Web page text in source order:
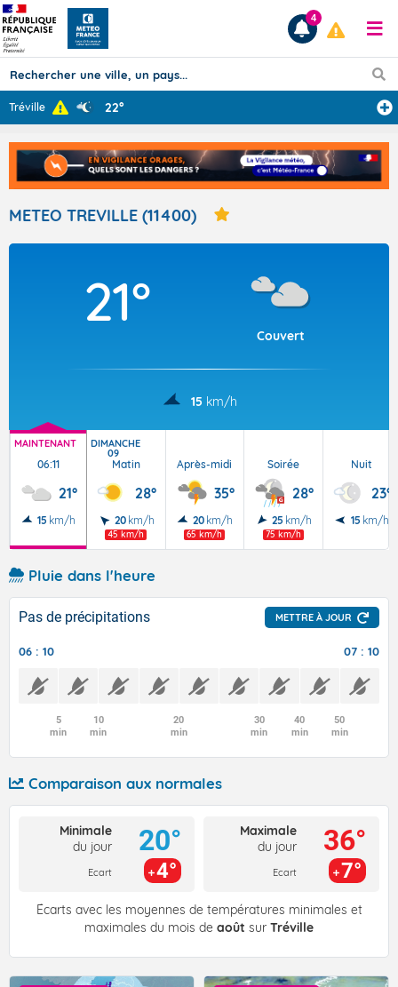
Prévisions
TOUS LES RÉSULTATS
Articles
4
Tréville 22°
METEO TREVILLE (11400)
21°
Couvert
15 km/h
MAINTENANT
06:11
21°
15 km/h
DIMANCHE
09
Matin
28°
20 km/h
45 km/h
Après-midi
35°
20 km/h
65 km/h
Soirée
28°
25 km/h
75 km/h
Nuit
23°
15 km/h
Pluie dans l'heure
Pas de précipitations METTRE À JOUR
06 : 10 07 : 10
5
min
10
min
20
min
30
min
40
min
50
min
Comparaison aux normales
Minimale
du jour
Ecart
20°
4°
Maximale
du jour
Ecart
36°
7°
Écarts avec les moyennes de températures minimales et
maximales du mois de août sur Tréville